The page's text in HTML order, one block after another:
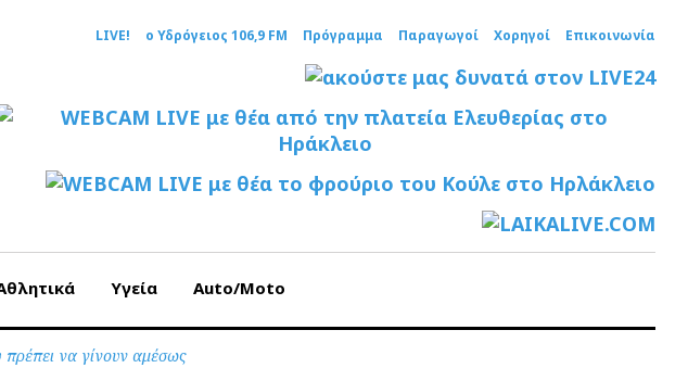
LIVE! ο Υδρόγειος 106,9 FM Πρόγραμμα Παραγωγοί Χορηγοί Επικοινωνία
Υγεία Auto/Moto
να γίνουν αμέσως